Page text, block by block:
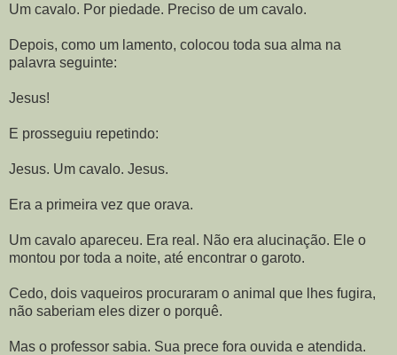
Um cavalo. Por piedade. Preciso de um cavalo.
Depois, como um lamento, colocou toda sua alma na
palavra seguinte:
Jesus!
E prosseguiu repetindo:
Jesus. Um cavalo. Jesus.
Era a primeira vez que orava.
Um cavalo apareceu. Era real. Não era alucinação. Ele o
montou por toda a noite, até encontrar o garoto.
Cedo, dois vaqueiros procuraram o animal que lhes fugira,
não saberiam eles dizer o porquê.
Mas o professor sabia. Sua prece fora ouvida e atendida.